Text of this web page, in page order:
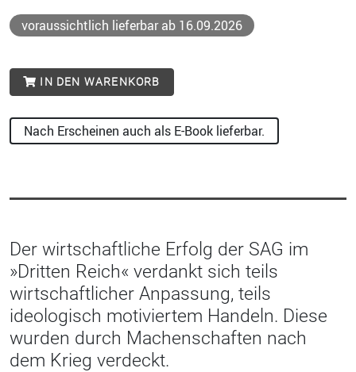
voraussichtlich lieferbar ab 16.09.2026
IN DEN WARENKORB
Nach Erscheinen auch als E-Book lieferbar.
Der wirtschaftliche Erfolg der SAG im
»Dritten Reich« verdankt sich teils
wirtschaftlicher Anpassung, teils
ideologisch motiviertem Handeln. Diese
wurden durch Machenschaften nach
dem Krieg verdeckt.